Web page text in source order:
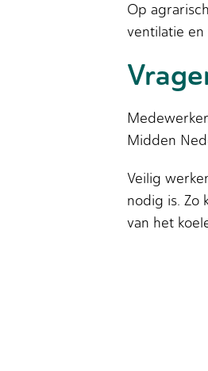
Op
ventilatie en
Midden
Veilig
nodig is. Zo
van het